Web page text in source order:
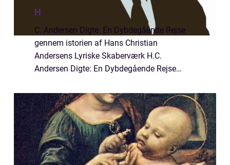
H
C. Andersen Digte: En Dybdegående Rejse
gennem istorien af Hans Christian
Andersens Lyriske Skaberværk H.C.
Andersen Digte: En Dybdegående Rejse
Andersens Lyriske Skaberværk Introduktion
til H.C. Andersen Digte H.C....